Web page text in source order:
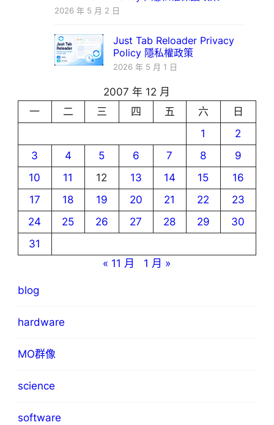
2026 年 5 月 2 日
Just Tab Reloader Privacy
Policy 隱私權政策
2026 年 5 月 1 日
2007 年 12 月
一
二 三 四 五 六
日
1
2
3
4 5 6 7 8
9
10
11 12 13 14 15
16
17
18 19 20 21 22
23
24
25 26 27 28 29
30
31
« 11 月
1 月 »
blog
hardware
MO群像
science
software